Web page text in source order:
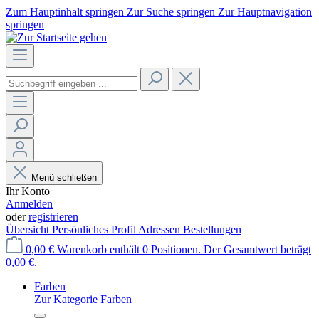
Zum Hauptinhalt springen Zur Suche springen Zur Hauptnavigation
springen
Menü schließen
Ihr Konto
Anmelden
oderregistrieren
Übersicht Persönliches Profil Adressen Bestellungen
0,00 € Warenkorb enthält 0 Positionen. Der Gesamtwert beträgt
0,00 €.
Farben
Zur Kategorie Farben